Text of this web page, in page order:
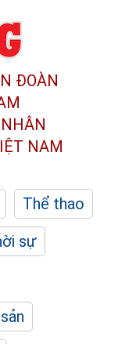
ĐOÀN
NAM
Thể thao
sự